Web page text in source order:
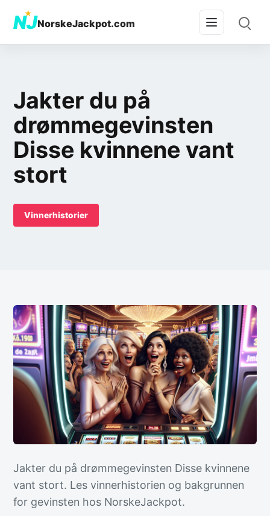
NJ
★
NorskeJackpot.com
Jakter du på
drømmegevinsten
Disse kvinnene vant
stort
Vinnerhistorier
Jakter du på drømmegevinsten Disse kvinnene
vant stort. Les vinnerhistorien og bakgrunnen
for gevinsten hos NorskeJackpot.